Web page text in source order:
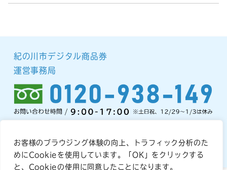
お客様のブラウジング体験の向上、トラフィック分析のた
めにCookieを使用しています。「OK」をクリックする
と、Cookieの使用に同意したことになります。
紀の川市デジタル商品券
運営事務局
プライバシーポリシー